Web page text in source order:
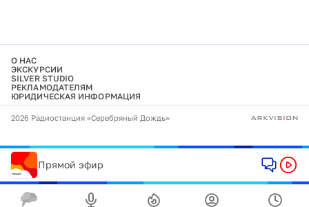
О НАС
ЭКСКУРСИИ
SILVER STUDIO
РЕКЛАМОДАТЕЛЯМ
ЮРИДИЧЕСКАЯ ИНФОРМАЦИЯ
2026 Радиостанция «Серебряный Дождь»
Прямой эфир